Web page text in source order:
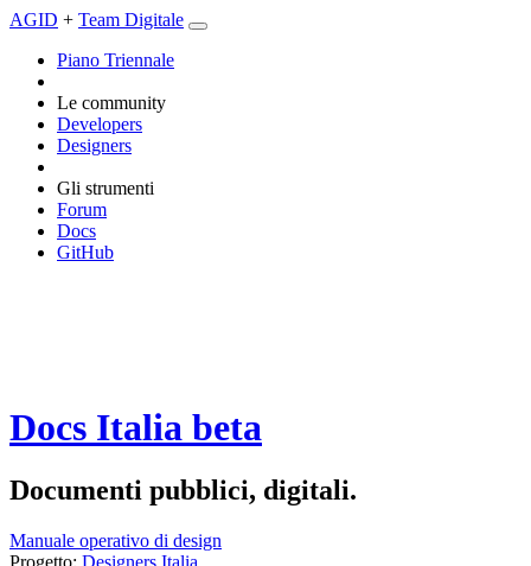
AGID + Team Digitale
Piano Triennale
Le community
Developers
Designers
Gli strumenti
Forum
Docs
GitHub
Docs Italia beta
Documenti pubblici, digitali.
Manuale operativo di design
Progetto: Designers Italia